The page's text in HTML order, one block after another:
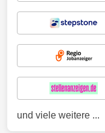
und viele weitere ...